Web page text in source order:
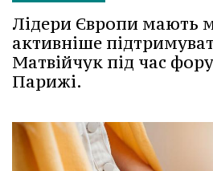
Лідери Європи мають
активніше
Матвійчук під час
Парижі.